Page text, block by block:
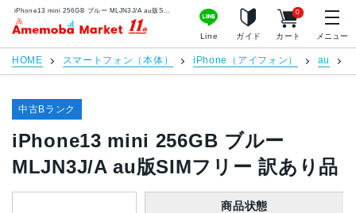
アメモバマーケット
Line ガイド カート
0
メニュー
HOME スマートフォン（本体） iPhone（アイフォン） au
中古Bランク
iPhone13 mini 256GB ブルー
MLJN3J/A au版SIMフリー 訳あり品
商品状態